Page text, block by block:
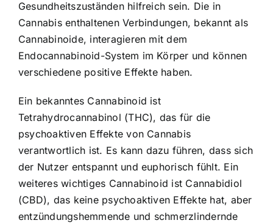
Gesundheitszuständen hilfreich sein. Die in
Cannabis enthaltenen Verbindungen, bekannt als
Cannabinoide, interagieren mit dem
Endocannabinoid-System im Körper und können
verschiedene positive Effekte haben.
Ein bekanntes Cannabinoid ist
Tetrahydrocannabinol (THC), das für die
psychoaktiven Effekte von Cannabis
verantwortlich ist. Es kann dazu führen, dass sich
der Nutzer entspannt und euphorisch fühlt. Ein
weiteres wichtiges Cannabinoid ist Cannabidiol
(CBD), das keine psychoaktiven Effekte hat, aber
entzündungshemmende und schmerzlindernde